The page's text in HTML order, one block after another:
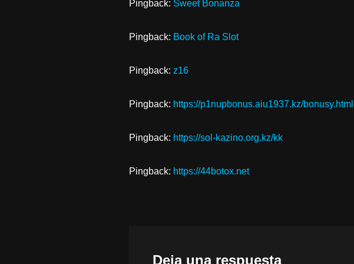
Pingback: Sweet Bonanza
Pingback: Book of Ra Slot
Pingback: z16
Pingback: https://p1nupbonus.aiu1937.kz/bonusy.html
Pingback: https://sol-kazino.org.kz/kk
Pingback: https://44botox.net
Deja una respuesta